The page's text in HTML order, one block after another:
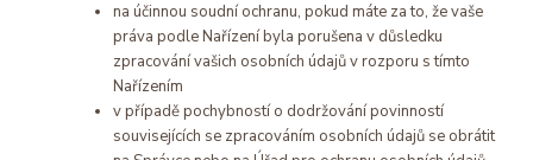
na účinnou soudní ochranu, pokud máte za to, že vaše
práva podle Nařízení byla porušena v důsledku
zpracování vašich osobních údajů v rozporu s tímto
Nařízením
v případě pochybností o dodržování povinností
souvisejících se zpracováním osobních údajů se obrátit